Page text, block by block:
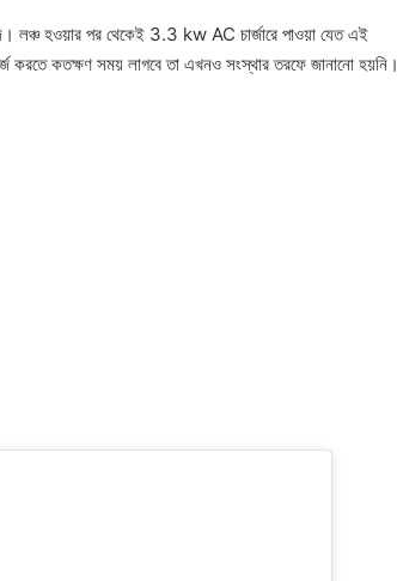
লঞ্চ হওয়ার পর থেকেই 3.3 kw AC চার্জারে পাওয়া যেত এই
করতে কতক্ষণ সময় লাগবে তা এখনও সংস্থার তরফে জানানো হয়নি।